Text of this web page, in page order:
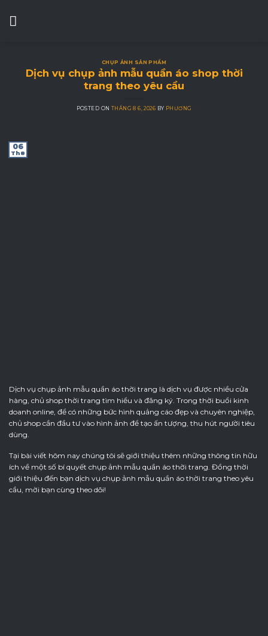
CHỤP ẢNH SẢN PHẨM
Dịch vụ chụp ảnh mẫu quần áo shop thời
trang theo yêu cầu
POSTED ON THÁNG 8 6, 2026 BY PHƯƠNG
06
Th8
Dịch vụ chụp ảnh mẫu quần áo thời trang là dịch vụ được nhiều cửa
hàng, chủ shop thời trang tìm hiểu và đăng ký. Trong thời buổi kinh
doanh online, để có những bức hình quảng cáo đẹp và chuyên nghiệp,
chủ shop cần đầu tư vào hình ảnh để tạo ấn tượng, thu hút người tiêu
dùng.
Tại bài viết hôm nay chúng tôi sẽ giới thiệu thêm những thông tin hữu
ích về một số bí quyết chụp ảnh mẫu quần áo thời trang. Đồng thời
giới thiệu đến bạn dịch vụ chụp ảnh mẫu quần áo thời trang theo yêu
cầu, mời bạn cùng theo dõi!